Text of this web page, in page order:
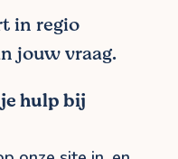
in regio
jouw vraag.
hulp bij